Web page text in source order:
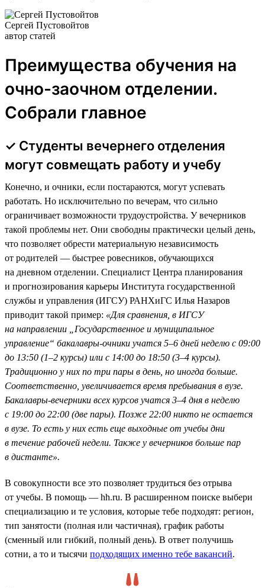
Сергей Пустовойтов
автор статей
Преимущества обучения на
очно-заочном отделении.
Собрали главное
✓ Студенты вечернего отделения
могут совмещать работу и учебу
Конечно, и очники, если постараются, могут успевать
работать. Но исключительно по вечерам, что сильно
ограничивает возможности трудоустройства. У вечерников
такой проблемы нет. Они свободны практически целый день,
что позволяет обрести материальную независимость
от родителей — быстрее ровесников, обучающихся
на дневном отделении. Специалист Центра планирования
и прогнозирования карьеры Института государственной
службы и управления (ИГСУ) РАНХиГС Илья Назаров
приводит такой пример: «Для сравнения, в ИГСУ
на направлении „Государственное и муниципальное
управление“ бакалавры-очники учатся 5–6 дней неделю с 09:00
до 13:50 (1–2 курсы) или с 14:00 до 18:50 (3–4 курсы).
Традиционно у них по три пары в день, но иногда больше.
Соответственно, увеличивается время пребывания в вузе.
Бакалавры-вечерники всех курсов учатся 3–4 дня в неделю
с 19:00 до 22:00 (две пары). Позже 22:00 никто не остается
в вузе. То есть у них есть еще выходные от учебы дни
в течение рабочей недели. Также у вечерников больше пар
в дистанте».
В совокупности все это позволяет трудиться без отрыва
от учебы. В помощь — hh.ru. В расширенном поиске выбери
специализацию и те условия, которые тебе подходят: регион,
тип занятости (полная или частичная), график работы
(сменный или гибкий, полный день). В ответ получишь
сотни, а то и тысячи подходящих именно тебе вакансий.